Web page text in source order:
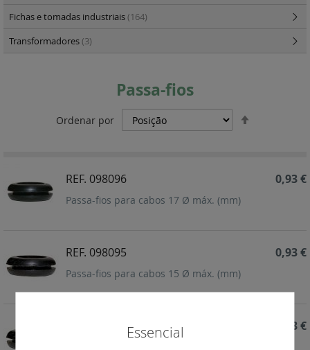
Passa-fios
Ordenar por
REF. 098096
Passa-fios para cabos 17 Ø máx. (mm)
0,93 €
REF. 098095
Passa-fios para cabos 15 Ø máx. (mm)
0,93 €
0,93 €
Fichas e tomadas industriais(164)
Transformadores(3)
Essencial